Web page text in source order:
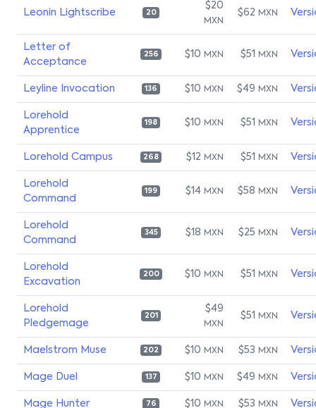
Leonin Lightscribe 20
$20
MXN
$62 MXN
Letter of
Acceptance
256 $10 MXN $51 MXN
Leyline Invocation 136 $10 MXN $49 MXN
Lorehold
Apprentice
198 $10 MXN $51 MXN
Lorehold Campus 268 $12 MXN $51 MXN
Lorehold
Command
199 $14 MXN $58 MXN
Lorehold
Command
345 $18 MXN $25 MXN
Lorehold
Excavation
200 $10 MXN $51 MXN
Lorehold
Pledgemage
201
$49
MXN
$51 MXN
Maelstrom Muse 202 $10 MXN $53 MXN
Mage Duel 137 $10 MXN $49 MXN
Mage Hunter 76 $10 MXN $53 MXN